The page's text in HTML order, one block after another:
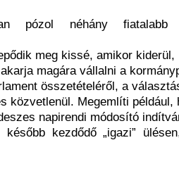
pózol néhány
meg kissé, amikor kiderül,
magára vállalni a
összetételéről, a
közvetlenül. Megemlíti például,
napirendi módosító
kezdődő „igazi”